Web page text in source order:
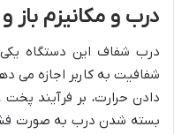
درب و مکانیزم
درب شفاف این دستگاه
شفافیت به کاربر اجازه می
دادن حرارت، بر فرآیند
بسته شدن درب به صورت